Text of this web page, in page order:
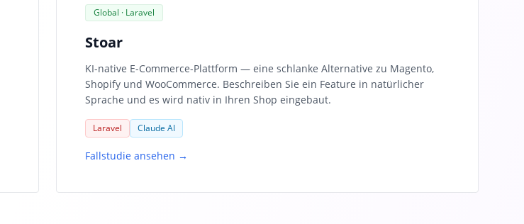
Global · Laravel
Stoar
KI-native E-Commerce-Plattform — eine schlanke Alternative zu Magento,
Shopify und WooCommerce. Beschreiben Sie ein Feature in natürlicher
Sprache und es wird nativ in Ihren Shop eingebaut.
Laravel Claude AI
Fallstudie ansehen →